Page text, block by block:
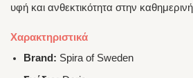
υφή και ανθεκτικότητα στην
Χαρακτηριστικά
Brand: Spira of Sweden